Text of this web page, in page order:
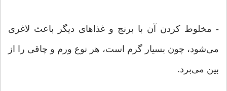
- مخلوط کردن آن با برنج و غذاهای دیگر باعث لاغری
می‌شود، چون بسیار گرم است، هر نوع ورم و چاقی را از
بین می‌برد.